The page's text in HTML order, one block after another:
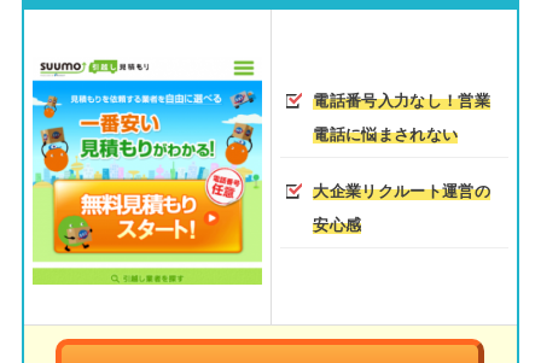
電話番号入力なし！営業
電話に悩まされない
大企業リクルート運営の
安心感